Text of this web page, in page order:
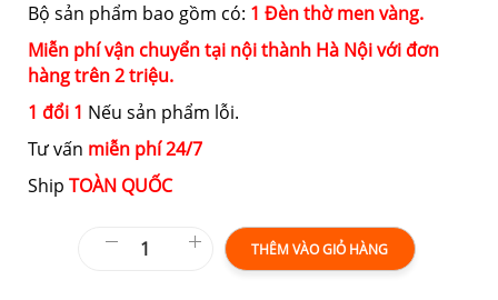
Bộ sản phẩm bao gồm có: 1 Đèn thờ men vàng.
Miễn phí vận chuyển tại nội thành Hà Nội với đơn
hàng trên 2 triệu.
1 đổi 1 Nếu sản phẩm lỗi.
Tư vấn miễn phí 24/7
Ship TOÀN QUỐC
THÊM VÀO GIỎ HÀNG